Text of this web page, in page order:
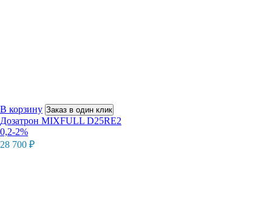
В корзину Заказ в один клик
Дозатрон MIXFULL D25RE2
0,2-2%
28 700 ₽